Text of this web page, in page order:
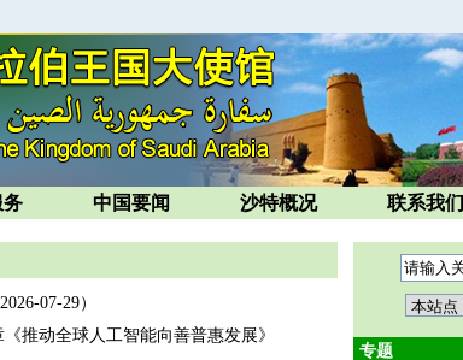
中国要闻 沙特概况 联系我们
2026-07-29）
推动全球人工智能向善普惠发展》
专题